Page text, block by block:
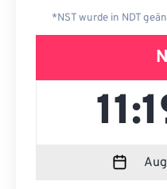
*NST wurde in NDT